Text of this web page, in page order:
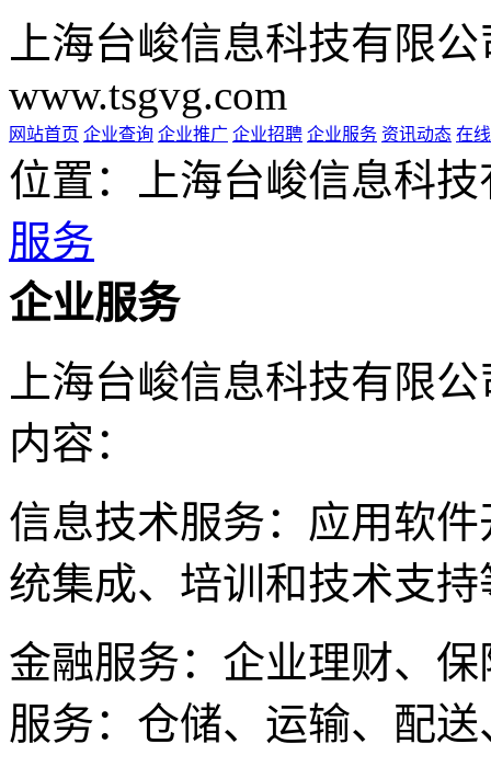
上海台峻信息科技有限
www.tsgvg.com
网站首页 企业查询 企业推广 企业招聘 企业服务 资讯动态 在
位置：上海台峻信息科
服务
企业服务
上海台峻信息科技有限
内容：
信息技术服务：应用软
统集成、培训和技术支
金融服务：企业理财、
服务：仓储、运输、配